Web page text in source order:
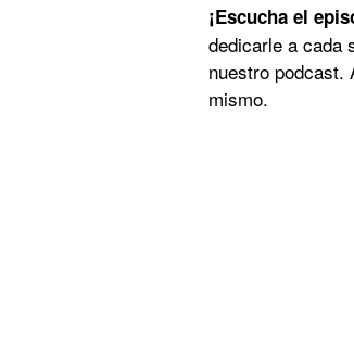
¡Escucha el
dedicarle a cada
nuestro podcast.
mismo.